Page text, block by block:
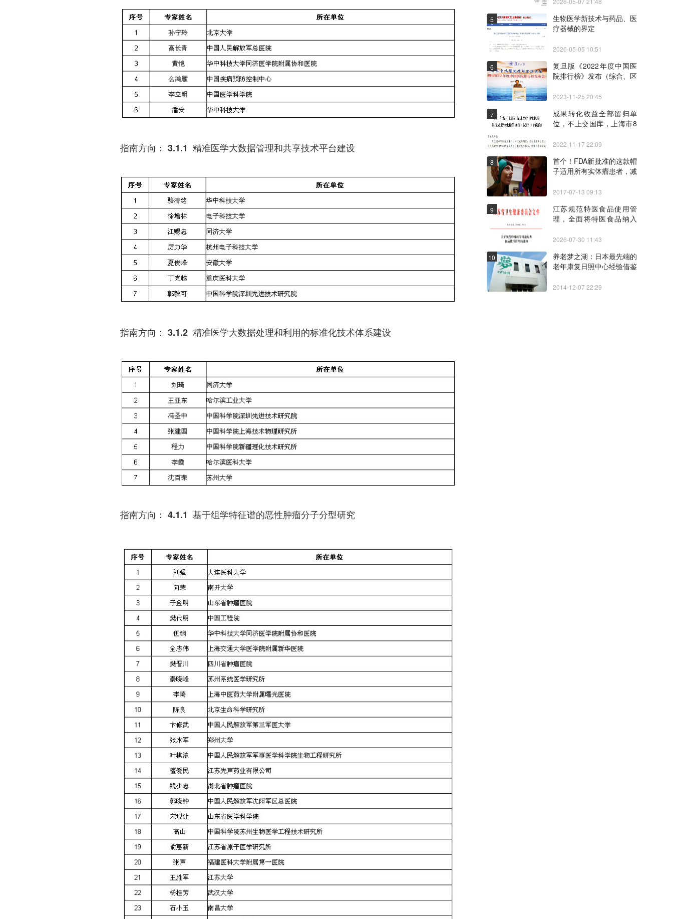
指南方向： 3.1.1 精准医学大数据管理和共享技术平台建设
指南方向： 3.1.2 精准医学大数据处理和利用的标准化技术体系建设
指南方向： 4.1.1 基于组学特征谱的恶性肿瘤分子分型研究
5
生物医学新技术与药品、医
疗器械的界定
2026-05-05 10:51
6
复旦版《2022年度中国医
院排行榜》发布（综合、区
2023-11-25 20:45
7
成果转化收益全部留归单
位，不上交国库，上海市8
医疗卫生机构科技成果转化
2022-11-17 22:09
8
首个！FDA新批准的这款帽
子适用所有实体瘤患者，减
2017-07-13 09:13
9
江苏规范特医食品使用管
理，全面将特医食品纳入
2026-07-30 11:43
10
养老梦之湖：日本最先端的
老年康复日照中心经验借鉴
2014-12-07 22:29